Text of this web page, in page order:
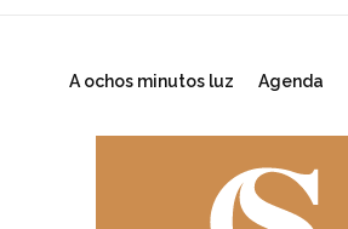
A ochos minutos luz Agenda